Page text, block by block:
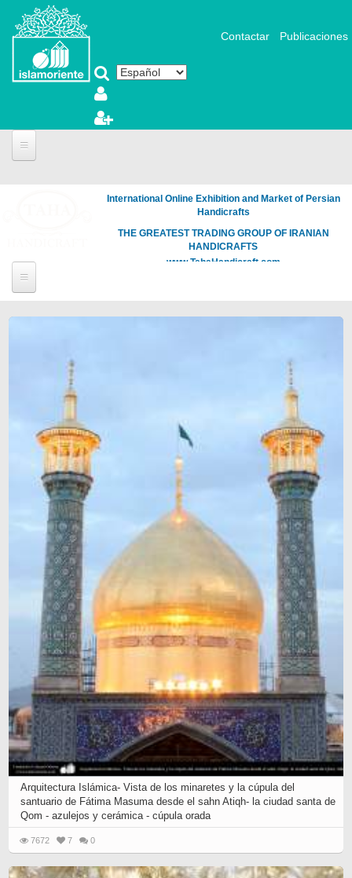
Pasar al contenido principal
Contactar Publicaciones
International Online Exhibition and Market of Persian
Handicrafts
THE GREATEST TRADING GROUP OF IRANIAN
HANDICRAFTS
www.TahaHandicraft.com
Arquitectura Islámica- Vista de los minaretes y la cúpula del
santuario de Fátima Masuma desde el sahn Atiqh- la ciudad santa de
Qom - azulejos y cerámica - cúpula orada
7672 7 0